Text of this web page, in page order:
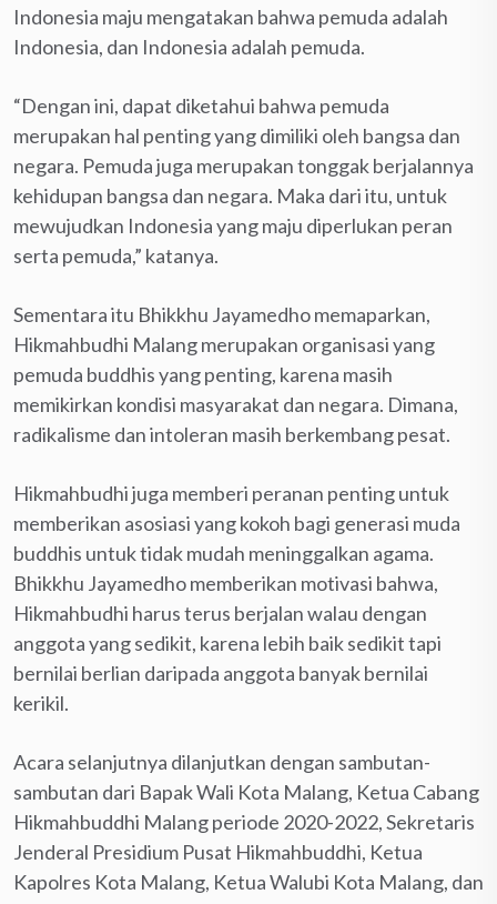
Indonesia maju mengatakan bahwa pemuda adalah
Indonesia, dan Indonesia adalah pemuda.
“Dengan ini, dapat diketahui bahwa pemuda
merupakan hal penting yang dimiliki oleh bangsa dan
negara. Pemuda juga merupakan tonggak berjalannya
kehidupan bangsa dan negara. Maka dari itu, untuk
mewujudkan Indonesia yang maju diperlukan peran
serta pemuda,” katanya.
Sementara itu Bhikkhu Jayamedho memaparkan,
Hikmahbudhi Malang merupakan organisasi yang
pemuda buddhis yang penting, karena masih
memikirkan kondisi masyarakat dan negara. Dimana,
radikalisme dan intoleran masih berkembang pesat.
Hikmahbudhi juga memberi peranan penting untuk
memberikan asosiasi yang kokoh bagi generasi muda
buddhis untuk tidak mudah meninggalkan agama.
Bhikkhu Jayamedho memberikan motivasi bahwa,
Hikmahbudhi harus terus berjalan walau dengan
anggota yang sedikit, karena lebih baik sedikit tapi
bernilai berlian daripada anggota banyak bernilai
kerikil.
Acara selanjutnya dilanjutkan dengan sambutan-
sambutan dari Bapak Wali Kota Malang, Ketua Cabang
Hikmahbuddhi Malang periode 2020-2022, Sekretaris
Jenderal Presidium Pusat Hikmahbuddhi, Ketua
Kapolres Kota Malang, Ketua Walubi Kota Malang, dan